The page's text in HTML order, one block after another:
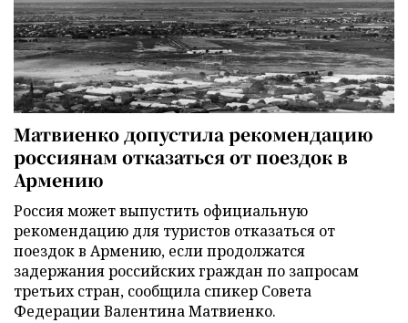
Матвиенко допустила рекомендацию
россиянам отказаться от поездок в
Армению
Россия может выпустить официальную
рекомендацию для туристов отказаться от
поездок в Армению, если продолжатся
задержания российских граждан по запросам
третьих стран, сообщила спикер Совета
Федерации Валентина Матвиенко.